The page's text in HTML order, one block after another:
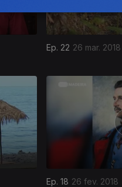
Ep. 22 26 mar. 2018
Ep. 18 26 fev. 2018